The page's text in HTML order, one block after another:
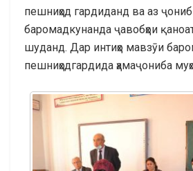
пешниҳод гардиданд ва аз
баромадкунанда ҷавобҳои
шуданд. Дар интиҳо мавзӯи
пешниҳодгардида ҳамаҷониба